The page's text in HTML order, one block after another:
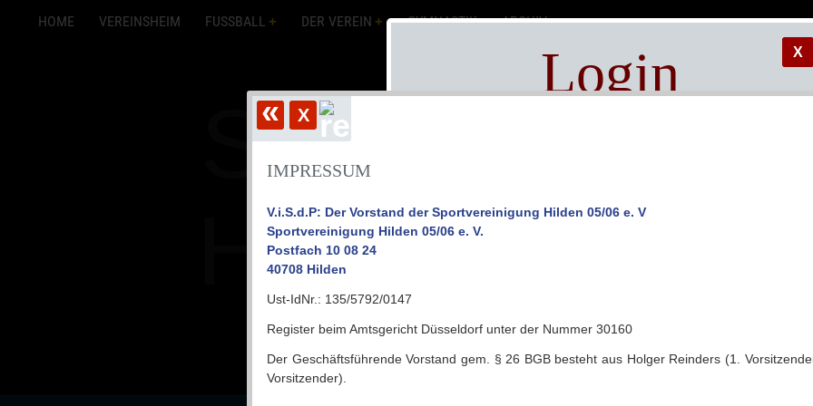
HOME VEREINSHEIM FUSSBALL DER VEREIN GYMNASTIK ARCHIV
Hilden 05/06
X
Login
« X
IMPRESSUM
V.i.S.d.P: Der Vorstand der Sportvereinigung Hilden 05/06 e. V
Sportvereinigung Hilden 05/06 e. V.
Postfach 10 08 24
40708 Hilden
Ust-IdNr.: 135/5792/0147
Register beim Amtsgericht Düsseldorf unter der Nummer 30160
Der Geschäftsführende Vorstand gem. § 26 BGB besteht aus Holger Reinders (1.
Vorsitzender).